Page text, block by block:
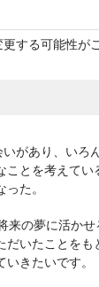
する可能性が
があり、いろ
とを考えてい
た。
来の夢に活か
いたことをも
きたいです。